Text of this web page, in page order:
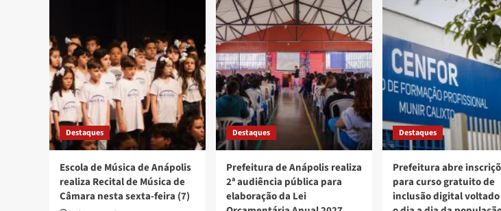
Destaques
Escola de Música de Anápolis
realiza Recital de Música de
Câmara nesta sexta-feira (7)
Destaques
Prefeitura de Anápolis realiza
2ª audiência pública para
elaboração da Lei
Destaques
Prefeitura abre
para curso gratuito de
inclusão digital